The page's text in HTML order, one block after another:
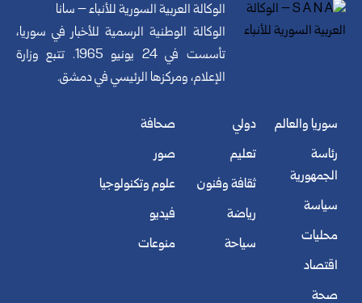
الوكالة العربية السورية للأنباء – سانا
الوكالة الوطنية الرسمية للأخبار في سوريا،
تأسست في 24 يونيو 1965. تتبع وزارة
الإعلام، ومركزها الرئيسي في دمشق.
سوريا والعالم
رئاسة
الجمهورية
سياسة
محليات
اقتصاد
صحة
دولي
تعليم
ثقافة وفنون
رياضة
سياحة
صحافة
صور
علوم وتكنولوجيا
فيديو
منوعات